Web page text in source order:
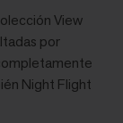
View
por
Night Flight